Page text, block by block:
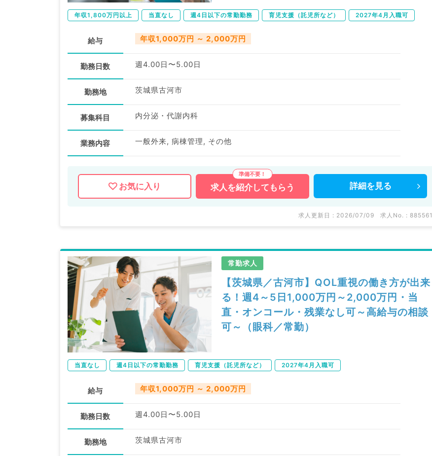
年収1,800万円以上 当直なし 週4日以下の常勤勤務 育児支援（託児所など） 2027年4月入職可
給与 年収1,000万円 ～ 2,000万円
勤務日数 週4.00日〜5.00日
勤務地 茨城県古河市
募集科目 内分泌・代謝内科
業務内容 一般外来, 病棟管理, その他
お気に入り 求人を紹介してもらう 詳細を 見る
求人更新日 : 2026/07/09 求人No. : 885561
常勤求人
【茨城県／古河市】QOL重視の働き方が出来
る！週4～5日1,000万円～2,000万円・当
直・オンコール・残業なし可～高給与の相談
可～（眼科／常勤）
当直なし 週4日以下の常勤勤務 育児支援（託児所など） 2027年4月入職可
給与 年収1,000万円 ～ 2,000万円
勤務日数 週4.00日〜5.00日
勤務地 茨城県古河市